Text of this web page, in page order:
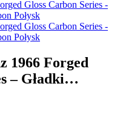
1966 Forged
– Gładki